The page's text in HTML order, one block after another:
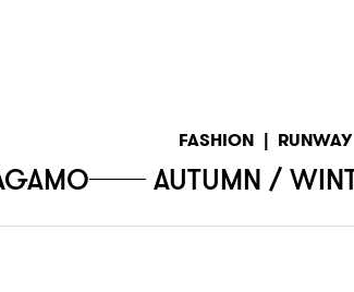
FASHION | RUNWAY
AUTUMN /